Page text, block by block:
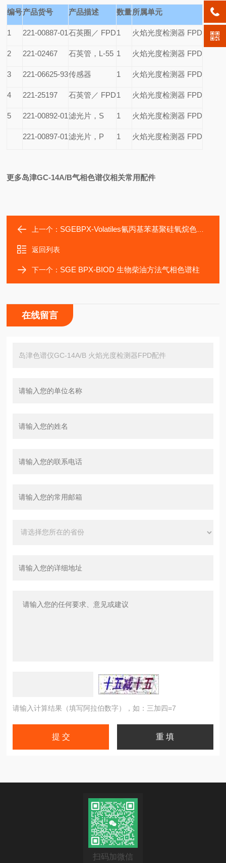
编号产品货号 产品描述 数量所属单元
1 221-00887-01 石英圈／ FPD1 火焰光度检测器 FPD
2 221-02467 石英管，L-55 1 火焰光度检测器 FPD
3 221-06625-93传感器 1 火焰光度检测器 FPD
4 221-25197 石英管／ FPD1 火焰光度检测器 FPD
5 221-00892-01 滤光片，S 1 火焰光度检测器 FPD
221-00897-01 滤光片，P 1 火焰光度检测器 FPD
更多岛津GC-14A/B气相色谱仪相关常用配件
上一个： SGEBPX-Volatiles氰丙基苯基聚硅氧烷色谱柱
返回列表
下一个： SGE BPX-BIOD 生物柴油方法气相色谱柱
在线留言
请输入计算结果（填写阿拉伯数字），如：三加四=7
扫码加微信